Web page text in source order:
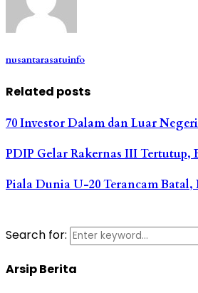
nusantarasatuinfo
Related posts
70 Investor Dalam dan Luar
PDIP Gelar Rakernas III Tertutup,
Piala Dunia U-20 Terancam
Search for:
Arsip Berita